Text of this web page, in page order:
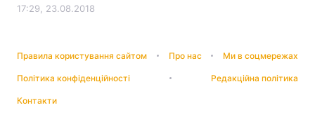
17:29, 23.08.2018
Правила користування сайтом Про нас Ми в соцмережах
Політика конфіденційності Редакційна політика
Контакти